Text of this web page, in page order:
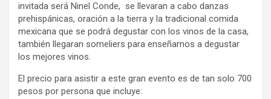
invitada será Ninel Conde, se llevaran a cabo danzas
prehispánicas, oración a la tierra y la tradicional comida
mexicana que se podrá degustar con los vinos de la casa,
también llegaran someliers para enseñarnos a degustar
los mejores vinos.
El precio para asistir a este gran evento es de tan solo 700
pesos por persona que incluye: